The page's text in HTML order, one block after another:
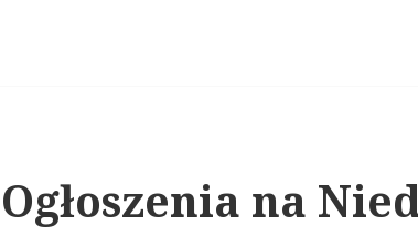
Ogłoszenia na